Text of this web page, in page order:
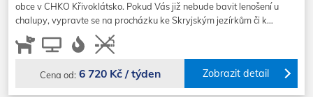
obce v CHKO Křivoklátsko. Pokud Vás již nebude bavit lenošení u
chalupy, vypravte se na procházku ke Skryjským jezírkům či k…
Cena od: 6 720 Kč / týden Zobrazit detail